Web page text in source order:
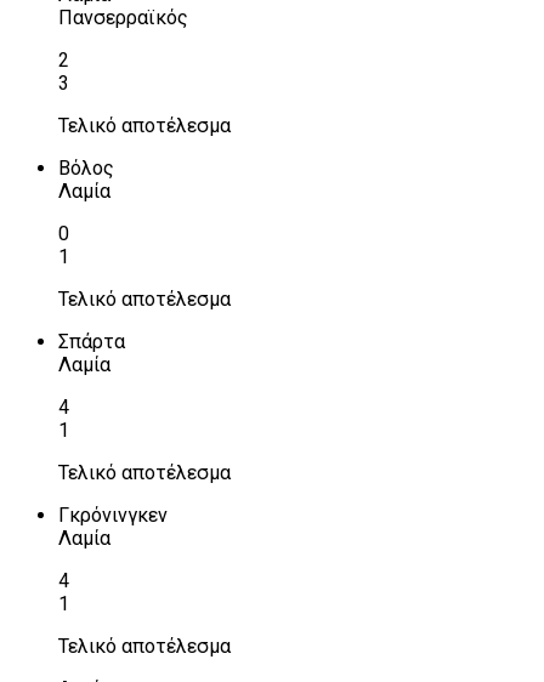
Πανσερραϊκός
2
3
Τελικό αποτέλεσμα
Βόλος
Λαμία
0
1
Τελικό αποτέλεσμα
Σπάρτα
Λαμία
4
1
Τελικό αποτέλεσμα
Γκρόνινγκεν
Λαμία
4
1
Τελικό αποτέλεσμα